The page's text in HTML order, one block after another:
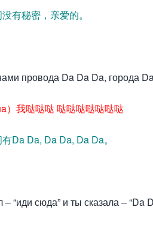
有秘密，亲爱的。
провода Da Da Da, города
）我哒哒哒 哒哒哒哒哒哒哒
Da Da, Da Da, Da Da。
“иди сюда” и ты сказала – “Da